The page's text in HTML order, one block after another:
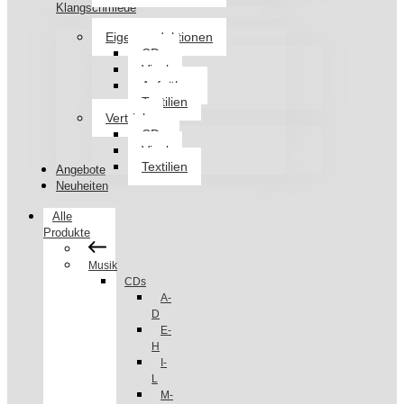
Klangschmiede
Eigenproduktionen
CDs
Vinyl
Aufnäher
Textilien
Vertrieb
CDs
Vinyl
Textilien
Angebote
Neuheiten
Alle
Produkte
Musik
CDs
A-
D
E-
H
I-
L
M-